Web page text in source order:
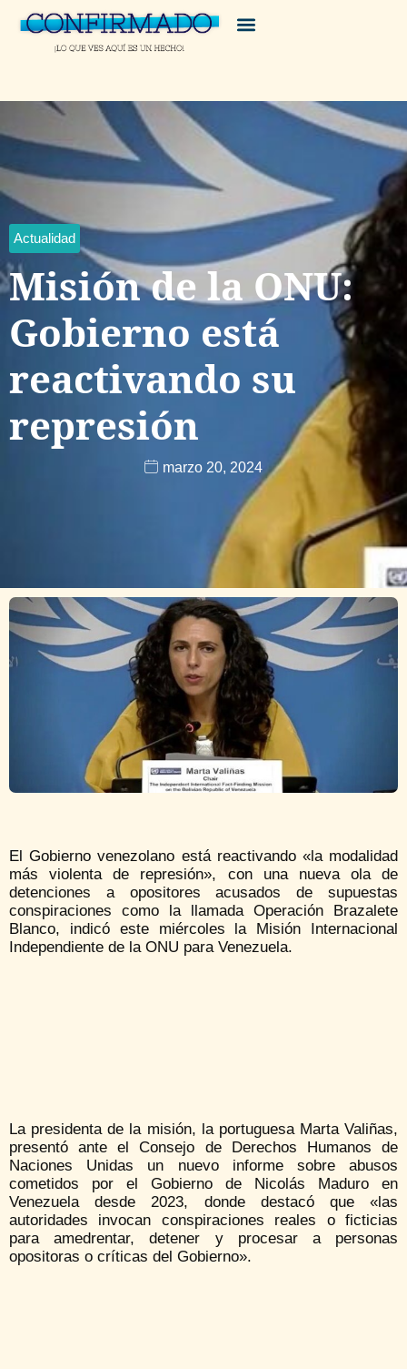
Actualidad
Misión de la ONU:
Gobierno está
reactivando su
represión
marzo 20, 2024
El Gobierno venezolano está reactivando «la modalidad
más violenta de represión», con una nueva ola de
detenciones a opositores acusados de supuestas
conspiraciones como la llamada Operación Brazalete
Blanco, indicó este miércoles la Misión Internacional
Independiente de la ONU para Venezuela.
La presidenta de la misión, la portuguesa Marta Valiñas,
presentó ante el Consejo de Derechos Humanos de
Naciones Unidas un nuevo informe sobre abusos
cometidos por el Gobierno de Nicolás Maduro en
Venezuela desde 2023, donde destacó que «las
autoridades invocan conspiraciones reales o ficticias
para amedrentar, detener y procesar a personas
opositoras o críticas del Gobierno».